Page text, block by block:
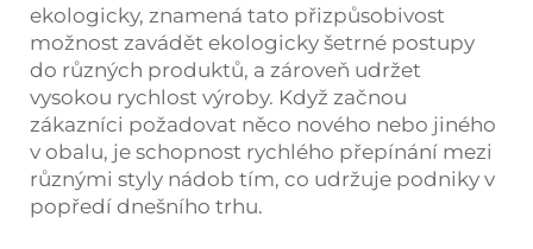
ekologicky, znamená tato přizpůsobivost
možnost zavádět ekologicky šetrné postupy
do různých produktů, a zároveň udržet
vysokou rychlost výroby. Když začnou
zákazníci požadovat něco nového nebo jiného
v obalu, je schopnost rychlého přepínání mezi
různými styly nádob tím, co udržuje podniky v
popředí dnešního trhu.